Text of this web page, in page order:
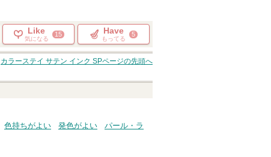
Like
気になる
15 Have
もってる
5
カラーステイ サテン インク SPページの先頭へ
色持ちがよい 発色がよい
パール・ラ